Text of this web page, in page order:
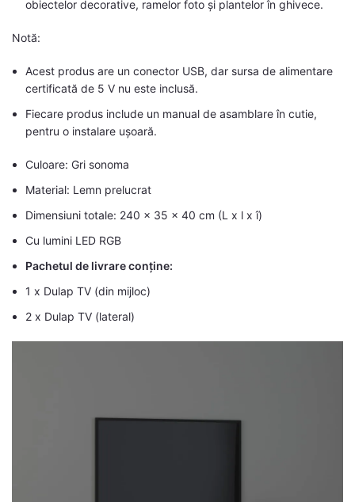
obiectelor decorative, ramelor foto și plantelor în ghivece.
Notă:
Acest produs are un conector USB, dar sursa de alimentare
certificată de 5 V nu este inclusă.
Fiecare produs include un manual de asamblare în cutie,
pentru o instalare ușoară.
Culoare: Gri sonoma
Material: Lemn prelucrat
Dimensiuni totale: 240 x 35 x 40 cm (L x l x î)
Cu lumini LED RGB
Pachetul de livrare conține:
1 x Dulap TV (din mijloc)
2 x Dulap TV (lateral)